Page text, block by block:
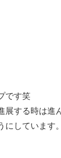
です笑
展する時は進
にしています。